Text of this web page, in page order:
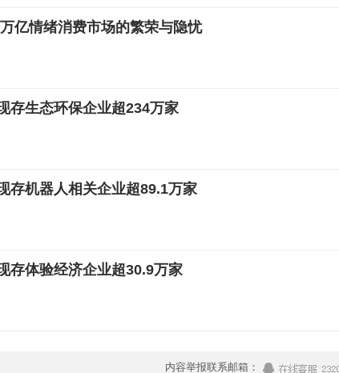
亿情绪消费市场的繁荣与隐忧
存生态环保企业超234万家
存机器人相关企业超89.1万家
存体验经济企业超30.9万家
内容举报联系邮箱：